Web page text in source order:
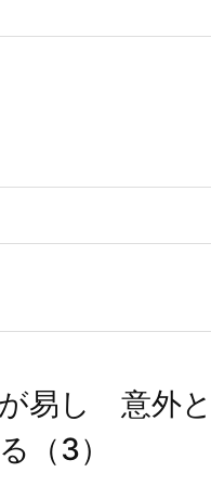
易し 意外
（3）